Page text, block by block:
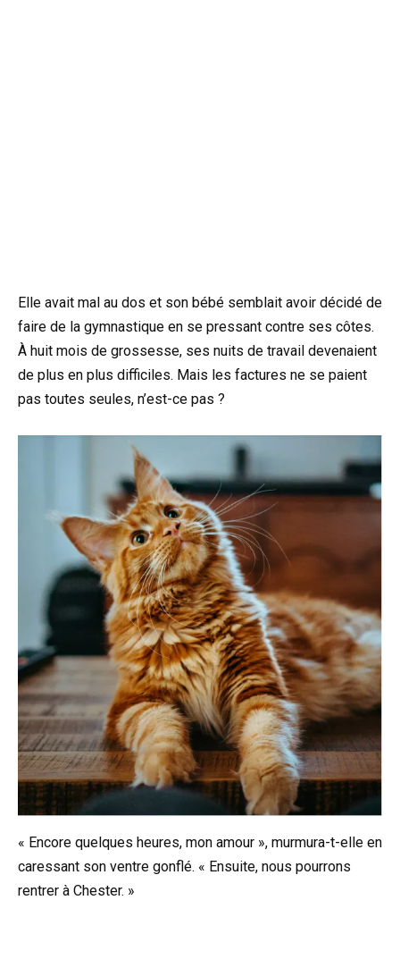
Elle avait mal au dos et son bébé semblait avoir décidé de
faire de la gymnastique en se pressant contre ses côtes.
À huit mois de grossesse, ses nuits de travail devenaient
de plus en plus difficiles. Mais les factures ne se paient
pas toutes seules, n’est-ce pas ?
« Encore quelques heures, mon amour », murmura-t-elle en
caressant son ventre gonflé. « Ensuite, nous pourrons
rentrer à Chester. »